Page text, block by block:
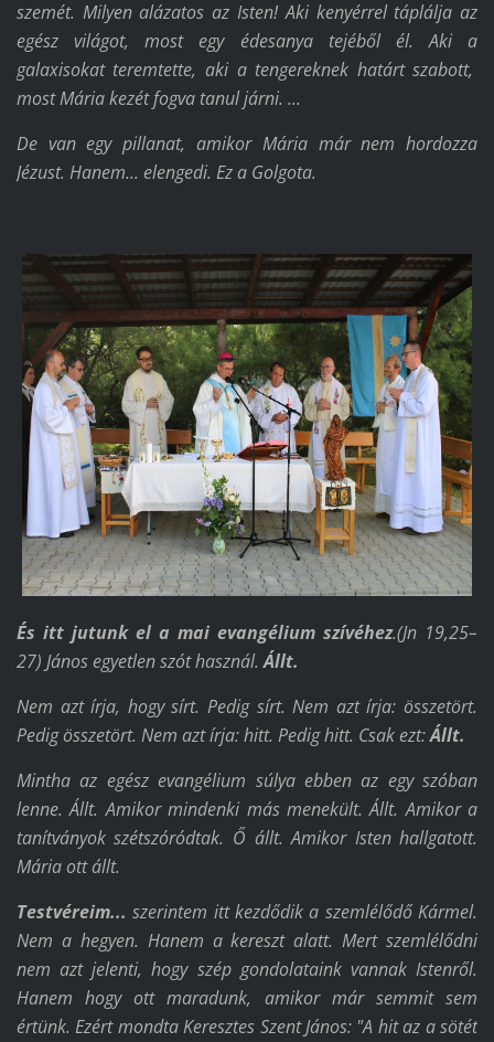
szemét. Milyen alázatos az Isten! Aki kenyérrel táplálja az
egész világot, most egy édesanya tejéből él. Aki a
galaxisokat teremtette, aki a tengereknek határt szabott,
most Mária kezét fogva tanul járni. ...
De van egy pillanat, amikor Mária már nem hordozza
Jézust. Hanem... elengedi. Ez a Golgota.
És itt jutunk el a mai evangélium szívéhez.(Jn 19,25–
27) János egyetlen szót használ.Állt.
Nem azt írja, hogy sírt. Pedig sírt. Nem azt írja: összetört.
Pedig összetört. Nem azt írja: hitt. Pedig hitt. Csak ezt:Állt.
Mintha az egész evangélium súlya ebben az egy szóban
lenne. Állt. Amikor mindenki más menekült. Állt. Amikor a
tanítványok szétszóródtak. Ő állt. Amikor Isten hallgatott.
Mária ott állt.
Testvéreim... szerintem itt kezdődik a szemlélődő Kármel.
Nem a hegyen. Hanem a kereszt alatt. Mert szemlélődni
nem azt jelenti, hogy szép gondolataink vannak Istenről.
Hanem hogy ott maradunk, amikor már semmit sem
értünk. Ezért mondta Keresztes Szent János: "A hit az a sötét